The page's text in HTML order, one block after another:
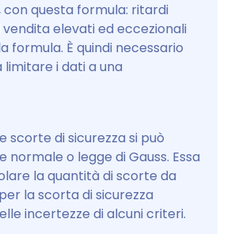
questa formula: ritardi
elevati ed eccezionali
formula. È quindi necessario
i dati a una
scorte di sicurezza si può
normale o legge di Gauss. Essa
la quantità di scorte da
la scorta di sicurezza
incertezze di alcuni criteri.